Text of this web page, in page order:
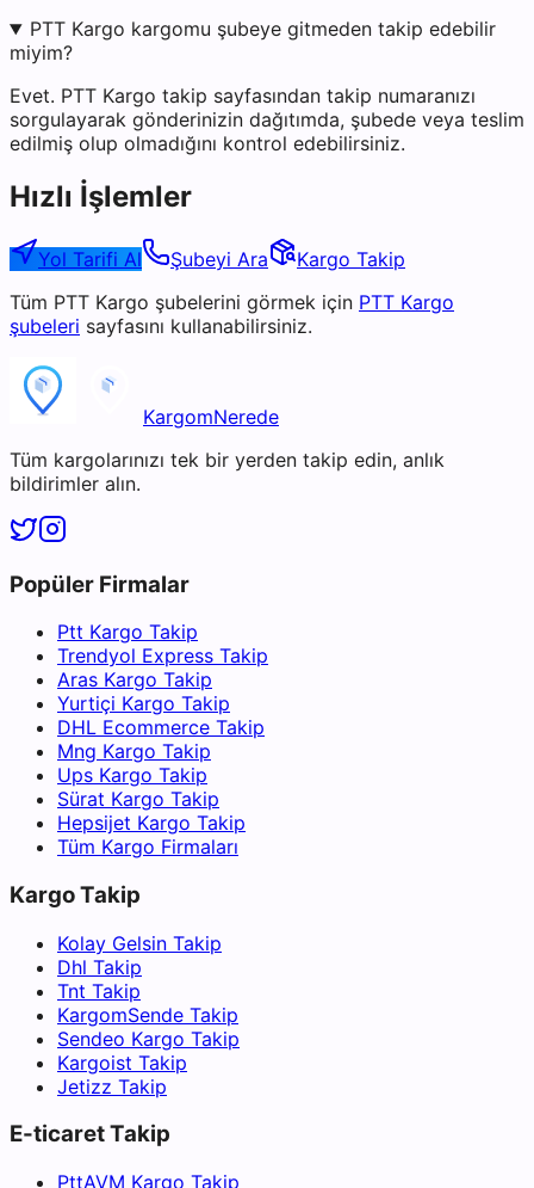
PTT Kargo kargomu şubeye gitmeden takip edebilir
miyim?
Evet. PTT Kargo takip sayfasından takip numaranızı
sorgulayarak gönderinizin dağıtımda, şubede veya teslim
edilmiş olup olmadığını kontrol edebilirsiniz.
Hızlı İşlemler
Yol Tarifi Al Şubeyi Ara
Kargo Takip
Tüm PTT Kargo şubelerini görmek için PTT Kargo
şubeleri sayfasını kullanabilirsiniz.
KargomNerede
Tüm kargolarınızı tek bir yerden takip edin, anlık
bildirimler alın.
Popüler Firmalar
Ptt Kargo Takip
Trendyol Express Takip
Aras Kargo Takip
Yurtiçi Kargo Takip
DHL Ecommerce Takip
Mng Kargo Takip
Ups Kargo Takip
Sürat Kargo Takip
Hepsijet Kargo Takip
Tüm Kargo Firmaları
Kargo Takip
Kolay Gelsin Takip
Dhl Takip
Tnt Takip
KargomSende Takip
Sendeo Kargo Takip
Kargoist Takip
Jetizz Takip
E-ticaret Takip
PttAVM Kargo Takip